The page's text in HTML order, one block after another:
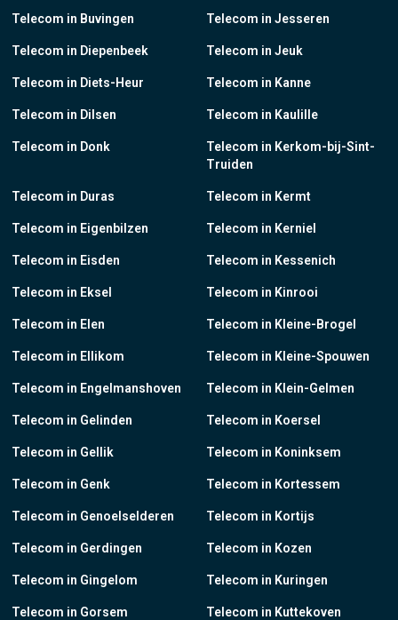
Telecom in Buvingen
Telecom in Diepenbeek
Telecom in Diets-Heur
Telecom in Dilsen
Telecom in Donk
Telecom in Duras
Telecom in Eigenbilzen
Telecom in Eisden
Telecom in Eksel
Telecom in Elen
Telecom in Ellikom
Telecom in Engelmanshoven
Telecom in Gelinden
Telecom in Gellik
Telecom in Genk
Telecom in Genoelselderen
Telecom in Gerdingen
Telecom in Gingelom
Telecom in Gorsem
Telecom in Jesseren
Telecom in Jeuk
Telecom in Kanne
Telecom in Kaulille
Telecom in Kerkom-bij-Sint-
Truiden
Telecom in Kermt
Telecom in Kerniel
Telecom in Kessenich
Telecom in Kinrooi
Telecom in Kleine-Brogel
Telecom in Kleine-Spouwen
Telecom in Klein-Gelmen
Telecom in Koersel
Telecom in Koninksem
Telecom in Kortessem
Telecom in Kortijs
Telecom in Kozen
Telecom in Kuringen
Telecom in Kuttekoven